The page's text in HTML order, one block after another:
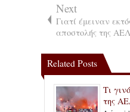
Next
Γιατί έμειναν
αποστολής της ΑΕΛ
Related Posts
Τι
της